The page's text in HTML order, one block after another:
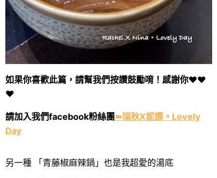
如果你喜歡此篇，請幫我們按讚鼓勵唷！感謝你❤❤
❤
請加入我們facebook粉絲團➽瑞秋X妮娜。Lovely
Day
另一種 「青藤椒麻辣鍋」也是我超愛的湯底